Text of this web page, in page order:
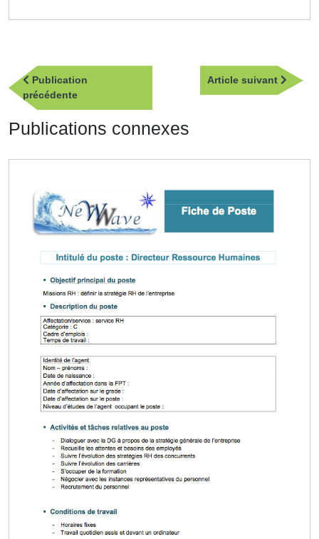
Navigation
de
l’article
Publication
précédentePublication
précédente
Article suivant
Article
Publications connexes